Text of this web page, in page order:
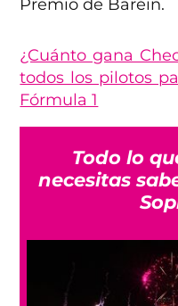
Premio de Baréin.
¿Cuánto gana
todos los pilotos
Fórmula 1
Todo lo
necesitas